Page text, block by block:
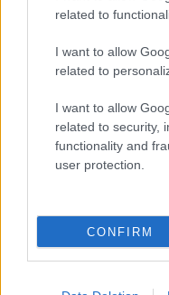
related to
I want to allow
related to
I want to allow
related to security,
functionality and
user protection.
CONFIRM
Αυστρία. Με αυτήν τη
επιλογής και να
προβολή της